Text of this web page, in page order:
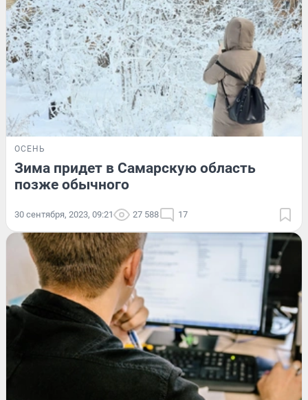
ОСЕНЬ
Зима придет в Самарскую область
позже обычного
30 сентября, 2023, 09:21 27 588 17